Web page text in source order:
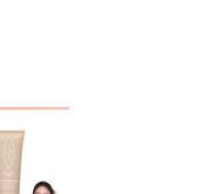
可使用
不負相關責
，依本公司
司將視審查